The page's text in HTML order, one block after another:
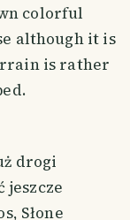
colorful
although it is
is rather
drogi
jeszcze
Słone